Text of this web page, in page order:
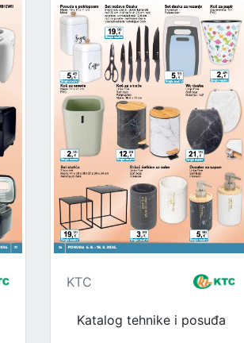
KTC
Katalog tehnike i posuđa